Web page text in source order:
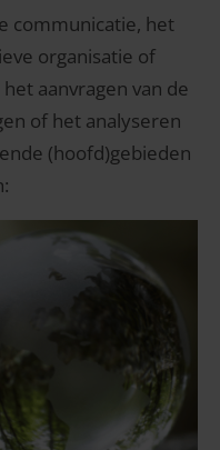
communicatie, het
organisatie of
aanvragen van de
of het analyseren
(hoofd)gebieden